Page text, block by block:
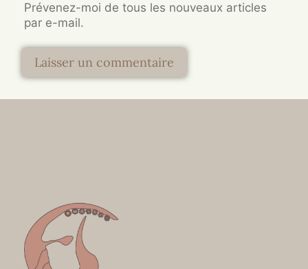
Prévenez-moi de tous les nouveaux articles
par e-mail.